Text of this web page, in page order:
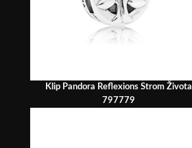
Klip Pandora Reflexions Strom Života
797779